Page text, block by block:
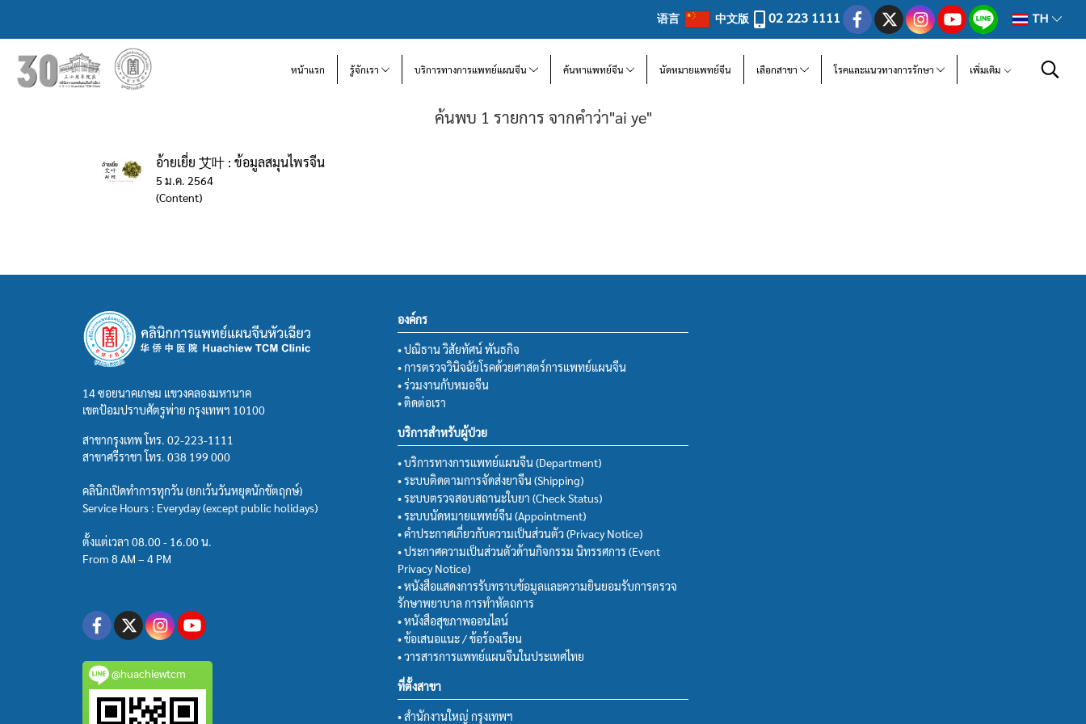
语言 中文版 02 223 1111 TH
หน้าแรก รู้จักเรา บริการทางการแพทย์แผนจีน ค้นหาแพทย์จีน นัดหมายแพทย์จีน เลือกสาขา โรคและแนวทางการรักษา เพิ่มเติม
ค้นพบ 1 รายการ จากคำว่า"ai ye"
อ้ายเยี่ย 艾叶 : ข้อมูลสมุนไพรจีน
5 ม.ค. 2564
(Content)
14 ซอยนาคเกษม แขวงคลองมหานาค
เขตป้อมปราบศัตรูพ่าย กรุงเทพฯ 10100
สาขากรุงเทพ โทร. 02-223-1111
สาขาศรีราชา โทร. 038 199 000
คลินิกเปิดทำการทุกวัน (ยกเว้นวันหยุดนักขัตฤกษ์)
Service Hours : Everyday (except public holidays)
ตั้งแต่เวลา 08.00 - 16.00 น.
From 8 AM – 4 PM
@huachiewtcm
องค์กร
• ปณิธาน วิสัยทัศน์ พันธกิจ
• การตรวจวินิจฉัยโรคด้วยศาสตร์การแพทย์แผนจีน
• ร่วมงานกับหมอจีน
• ติดต่อเรา
บริการสำหรับผู้ป่วย
• บริการทางการแพทย์แผนจีน (Department)
• ระบบติดตามการจัดส่งยาจีน (Shipping)
• ระบบตรวจสอบสถานะใบยา (Check Status)
• ระบบนัดหมายแพทย์จีน (Appointment)
• คำประกาศเกี่ยวกับความเป็นส่วนตัว (Privacy Notice)
• ประกาศความเป็นส่วนตัวด้านกิจกรรม นิทรรศการ (Event
Privacy Notice)
• หนังสือแสดงการรับทราบข้อมูลและความยินยอมรับการตรวจ
รักษาพยาบาล การทำหัตถการ
• หนังสือสุขภาพออนไลน์
• ข้อเสนอแนะ / ข้อร้องเรียน
• วารสารการแพทย์แผนจีนในประเทศไทย
ที่ตั้งสาขา
• สำนักงานใหญ่ กรุงเทพฯ